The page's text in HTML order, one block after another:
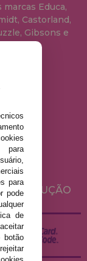
Educa,
Castorland,
Gibsons e
RESOLUÇÃO
para
para
pode
de
botão